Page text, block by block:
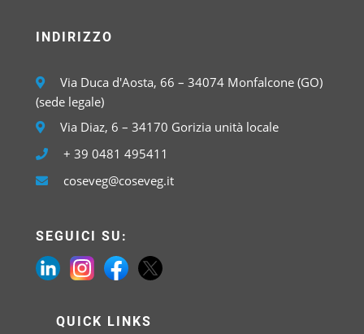
INDIRIZZO
Via Duca d'Aosta, 66 – 34074 Monfalcone (GO)
(sede legale)
Via Diaz, 6 – 34170 Gorizia unità locale
+ 39 0481 495411
coseveg@coseveg.it
SEGUICI SU:
QUICK LINKS